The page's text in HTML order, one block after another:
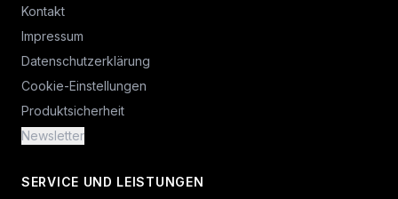
Kontakt
Impressum
Datenschutzerklärung
Cookie-Einstellungen
Produktsicherheit
Newsletter
SERVICE UND LEISTUNGEN